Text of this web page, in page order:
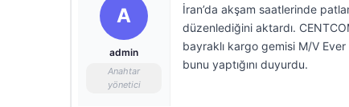
A
admin
Anahtar
yönetici
İran’da akşam saatlerinde
düzenlediğini aktardı.
bayraklı kargo gemisi M/V Ever
bunu yaptığını duyurdu.